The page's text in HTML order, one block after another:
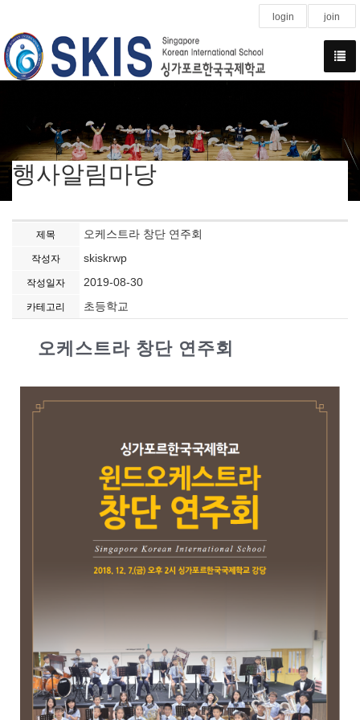
login join
행사알림마당
제목 오케스트라 창단 연주회
작성자 skiskrwp
작성일자 2019-08-30
카테고리 초등학교
오케스트라 창단 연주회